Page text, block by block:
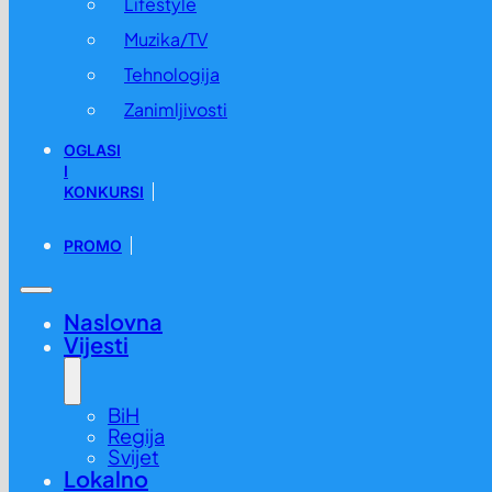
Muzika/TV
Tehnologija
Zanimljivosti
OGLASI
I
KONKURSI
PROMO
Naslovna
Vijesti
BiH
Regija
Svijet
Lokalno
Ljudi sa ovom krvnom grupom žive najduže